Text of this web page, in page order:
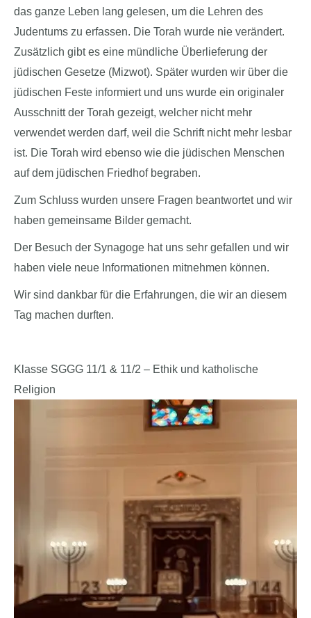
das ganze Leben lang gelesen, um die Lehren des
Judentums zu erfassen. Die Torah wurde nie verändert.
Zusätzlich gibt es eine mündliche Überlieferung der
jüdischen Gesetze (Mizwot). Später wurden wir über die
jüdischen Feste informiert und uns wurde ein originaler
Ausschnitt der Torah gezeigt, welcher nicht mehr
verwendet werden darf, weil die Schrift nicht mehr lesbar
ist. Die Torah wird ebenso wie die jüdischen Menschen
auf dem jüdischen Friedhof begraben.
Zum Schluss wurden unsere Fragen beantwortet und wir
haben gemeinsame Bilder gemacht.
Der Besuch der Synagoge hat uns sehr gefallen und wir
haben viele neue Informationen mitnehmen können.
Wir sind dankbar für die Erfahrungen, die wir an diesem
Tag machen durften.
Klasse SGGG 11/1 & 11/2 – Ethik und katholische
Religion